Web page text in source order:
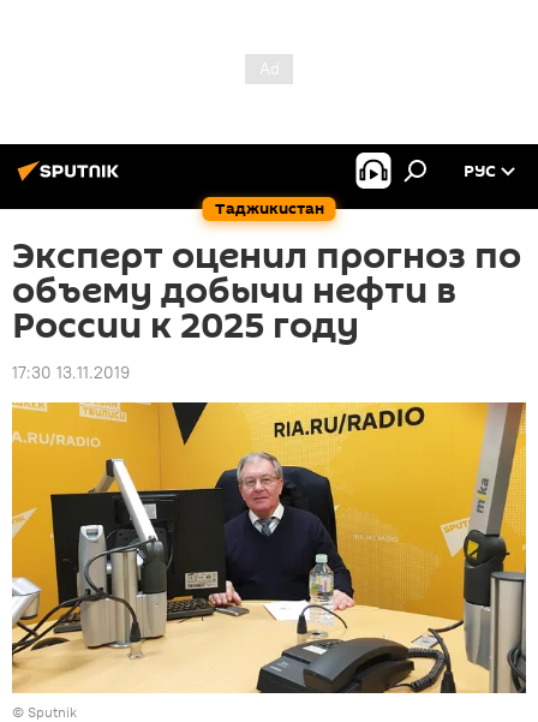
Таджикистан
РУС
Эксперт оценил прогноз по
объему добычи нефти в
России к 2025 году
17:30 13.11.2019
© Sputnik